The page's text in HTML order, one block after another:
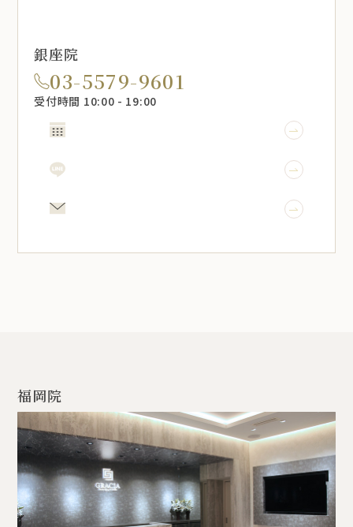
銀座院
03-5579-9601
受付時間 10:00 - 19:00
福岡院